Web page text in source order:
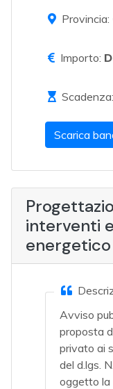
Provincia:
Importo:
Scadenza:
Scarica
interventi
Avviso
proposta
privato ai
del d.lgs.
oggetto la